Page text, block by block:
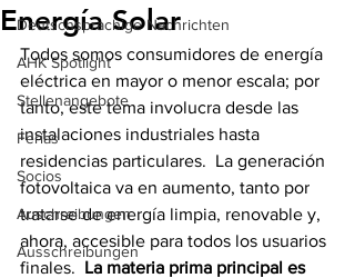
Deutschsprachige Nachrichten
AHK Spotlight
Stellenangebote
Ferias
Socios
Auschreibungen
Ausschreibungen
Energía Solar
Todos somos consumidores de energía
eléctrica en mayor o menor escala; por
tanto, este tema involucra desde las
instalaciones industriales hasta
residencias particulares.  La generación
fotovoltaica va en aumento, tanto por
tratarse de energía limpia, renovable y,
ahora, accesible para todos los usuarios
finales. La materia prima principal es